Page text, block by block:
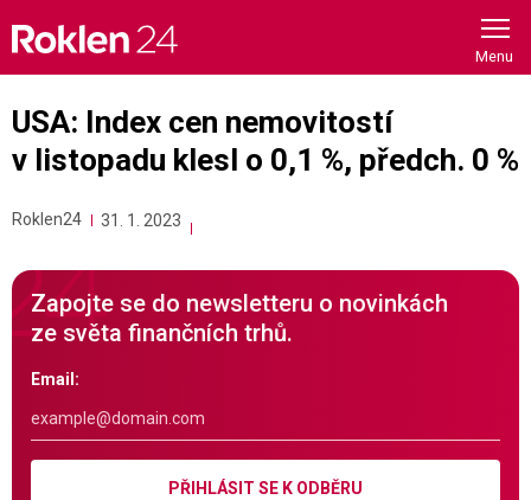
content
USA: Index cen nemovitostí
v listopadu klesl o 0,1 %, předch. 0 %
Roklen24 31. 1. 2023
Zapojte se do newsletteru o novinkách
ze světa finančních trhů.
Email:
PŘIHLÁSIT SE K ODBĚRU